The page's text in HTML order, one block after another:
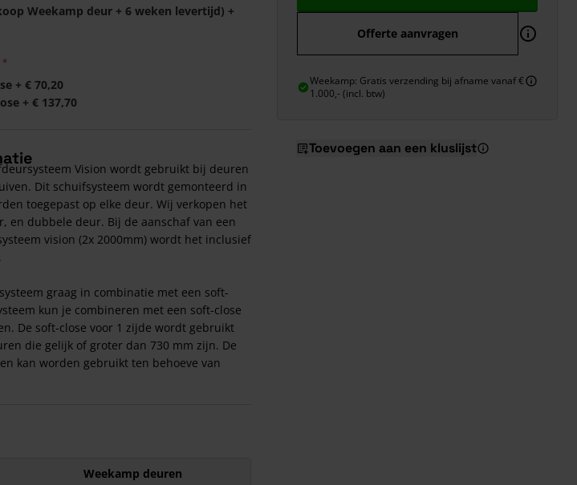
Weekamp deur + 6 weken levertijd) +
+ € 70,20
+ € 137,70
Vision wordt gebruikt bij deuren
Dit schuifsysteem wordt gemonteerd in
toegepast op elke deur. Wij verkopen het
en dubbele deur. Bij de aanschaf van een
vision (2x 2000mm) wordt het inclusief
graag in combinatie met een soft-
kun je combineren met een soft-close
De soft-close voor 1 zijde wordt gebruikt
die gelijk of groter dan 730 mm zijn. De
kan worden gebruikt ten behoeve van
Standaard stop + Koppelstuk
Weekamp deuren
Offerte aanvragen
Weekamp: Gratis verzending bij afname vanaf €
1.000,- (incl. btw)
Toevoegen aan een kluslijst